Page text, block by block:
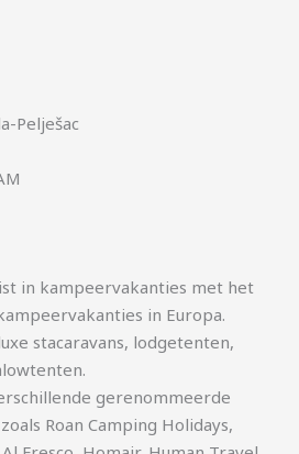
Pelješac
in kampeervakanties met het
in Europa.
stacaravans, lodgetenten,
gerenommeerde
Roan Camping Holidays,